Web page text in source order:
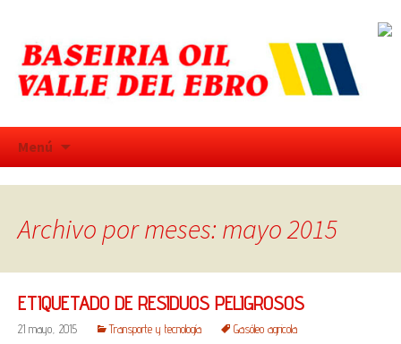
Menú
Archivo por meses: mayo 2015
ETIQUETADO DE RESIDUOS PELIGROSOS
21 mayo, 2015 Transporte y tecnología Gasóleo agricola